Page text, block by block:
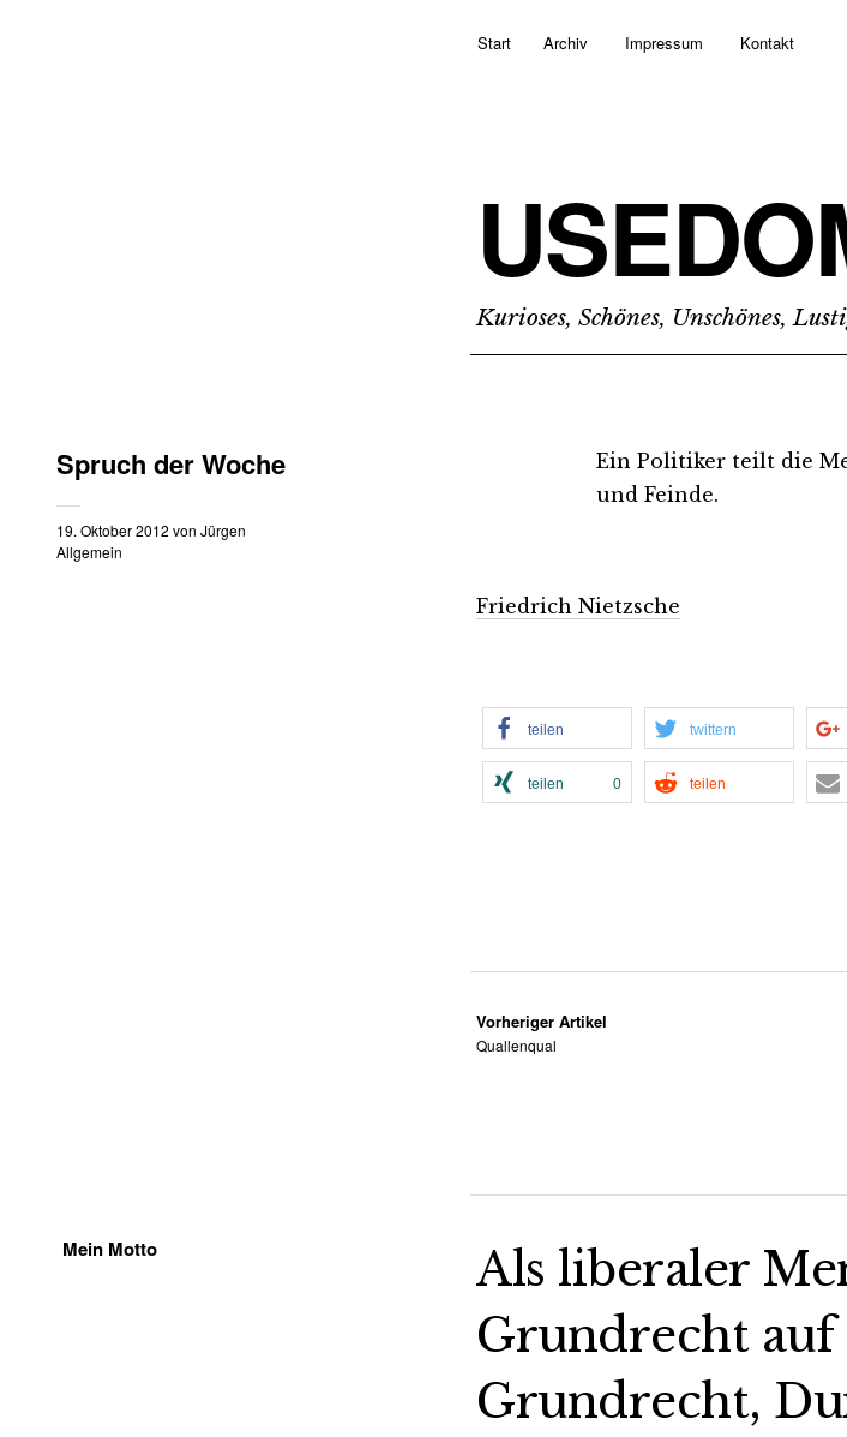
Start Archiv Impressum Kontakt
Kurioses, Schönes, Unschönes,
Spruch der Woche
19. Oktober 2012 von Jürgen
Allgemein
Ein Politiker teilt die
und Feinde.
Friedrich Nietzsche
teilen twittern
teilen 0 teilen
Vorheriger Artikel
Quallenqual
Mein Motto
Als liberaler
Grundrecht auf
Grundrecht,